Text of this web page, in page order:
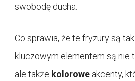
swobodę ducha.
Co sprawia, że te fryzury są
kluczowym elementem są nie
ale także kolorowe akcenty,